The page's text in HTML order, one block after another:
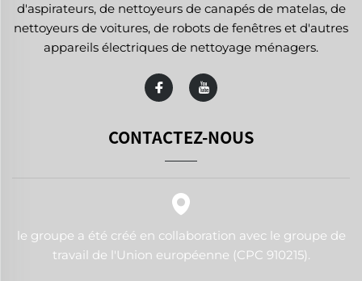
d'aspirateurs, de nettoyeurs de canapés de matelas, de
nettoyeurs de voitures, de robots de fenêtres et d'autres
appareils électriques de nettoyage ménagers.
CONTACTEZ-NOUS
le groupe a été créé en collaboration avec le groupe de
travail de l'Union européenne (CPC 910215).